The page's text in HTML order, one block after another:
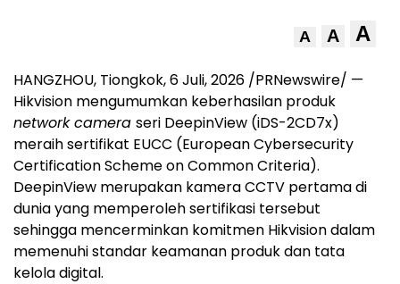
A A A
HANGZHOU, Tiongkok,6 Juli, 2026 /PRNewswire/ —
Hikvision mengumumkan keberhasilan produk
network camera seri DeepinView (iDS-2CD7x)
meraih sertifikat EUCC (European Cybersecurity
Certification Scheme on Common Criteria).
DeepinView merupakan kamera CCTV pertama di
dunia yang memperoleh sertifikasi tersebut
sehingga mencerminkan komitmen Hikvision dalam
memenuhi standar keamanan produk dan tata
kelola digital.